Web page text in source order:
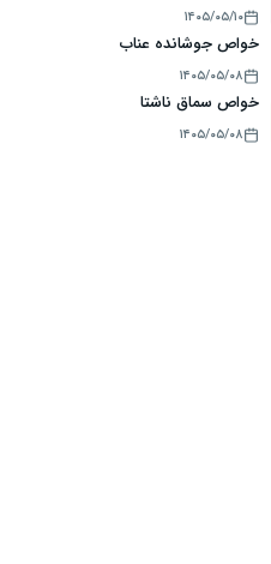
۱۴۰۵/۰۵/۱۰
خواص جوشانده عناب
۱۴۰۵/۰۵/۰۸
خواص سماق ناشتا
۱۴۰۵/۰۵/۰۸